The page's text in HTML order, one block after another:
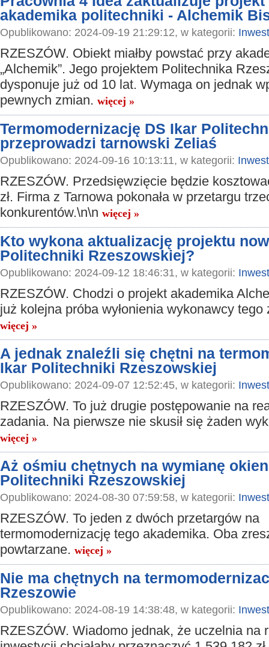
akademika politechniki - Alchemik
Opublikowano: 2024-09-19 21:29:12, w kategorii:
RZESZÓW. Obiekt miałby powstać przy
„Alchemik”. Jego projektem Politechnika
dysponuje już od 10 lat. Wymaga on jednak
pewnych zmian. więcej »
Termomodernizację DS Ikar
przeprowadzi tarnowski Zeliaś
Opublikowano: 2024-09-16 10:13:11, w kategorii:
RZESZÓW. Przedsięwzięcie będzie
zł. Firma z Tarnowa pokonała w przetargu
konkurentów.\n\n więcej »
Kto wykona aktualizację projektu
Politechniki Rzeszowskiej?
Opublikowano: 2024-09-12 18:46:31, w kategorii:
RZESZÓW. Chodzi o projekt akademika
już kolejna próba wyłonienia wykonawcy tego
więcej »
A jednak znaleźli się chętni na
Ikar Politechniki Rzeszowskiej
Opublikowano: 2024-09-07 12:52:45, w kategorii:
RZESZÓW. To już drugie postępowanie na
zadania. Na pierwsze nie skusił się żaden
więcej »
Aż ośmiu chętnych na wymianę
Politechniki Rzeszowskiej
Opublikowano: 2024-08-30 07:59:58, w kategorii:
RZESZÓW. To jeden z dwóch przetargów na
termomodernizację tego akademika. Oba
powtarzane. więcej »
Nie ma chętnych na
Rzeszowie
Opublikowano: 2024-08-19 14:38:48, w kategorii:
RZESZÓW. Wiadomo jednak, że uczelnia na